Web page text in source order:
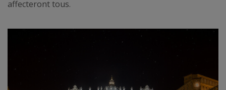
affecteront tous.